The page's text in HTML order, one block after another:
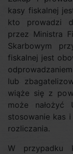
kasy fiskalnej
kto prowadzi
przez Ministra
Skarbowym
fiskalnej jest
lub
wiąże się z
może nałożyć
stosowanie kas
rozliczania.
W przypadku